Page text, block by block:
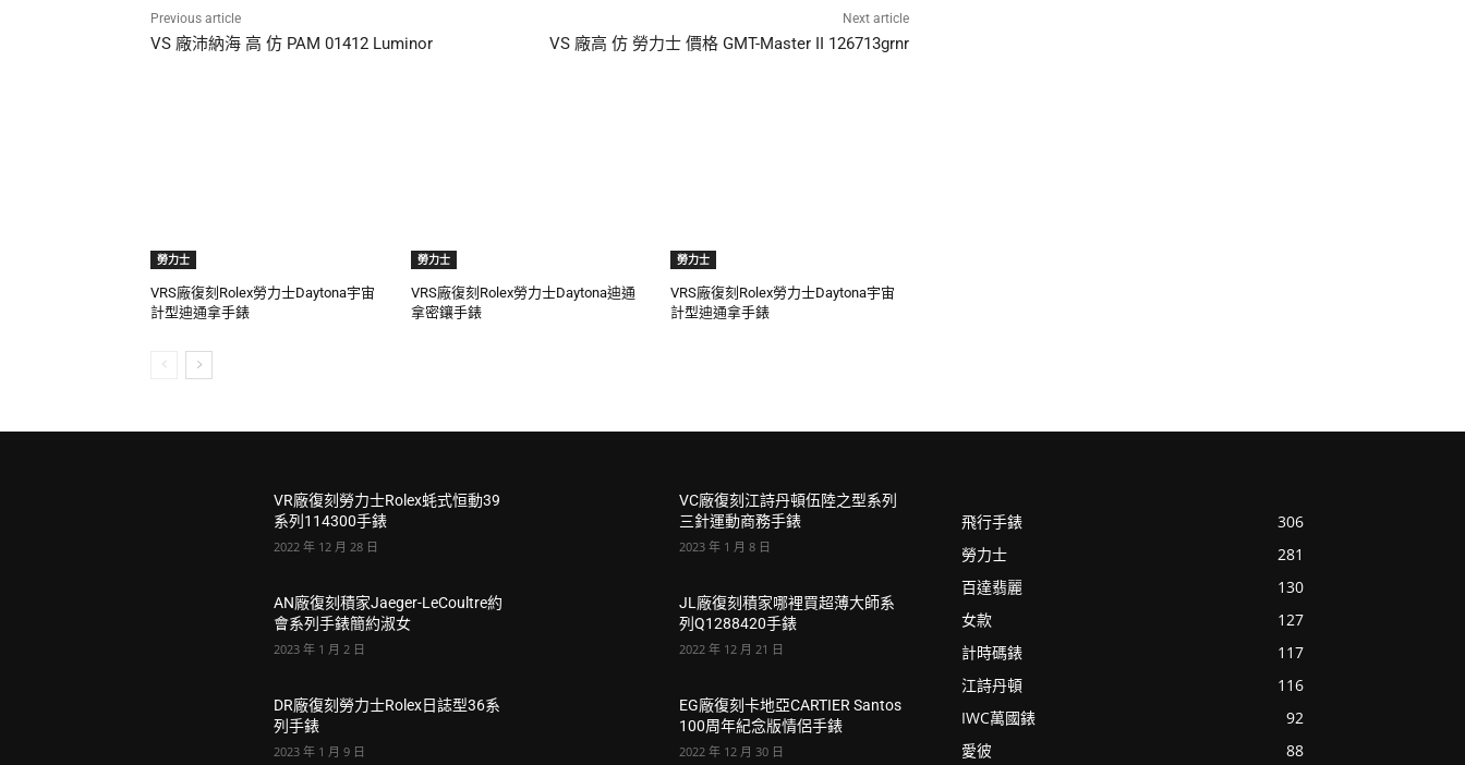
Previous article
VS 廠沛納海 高 仿 PAM 01412 Luminor
Next article
VS 廠高 仿 勞力士 價格 GMT-Master II 126713grnr
勞力士
VRS廠復刻Rolex勞力士Daytona宇宙
計型迪通拿手錶
勞力士
VRS廠復刻Rolex勞力士Daytona迪通
拿密鑲手錶
勞力士
VRS廠復刻Rolex勞力士Daytona宇宙
計型迪通拿手錶
VR廠復刻勞力士Rolex蚝式恒動39
系列114300手錶
2022 年 12 月 28 日
AN廠復刻積家Jaeger-LeCoultre約
會系列手錶簡約淑女
2023 年 1 月 2 日
DR廠復刻勞力士Rolex日誌型36系
列手錶
2023 年 1 月 9 日
VC廠復刻江詩丹頓伍陸之型系列
三針運動商務手錶
2023 年 1 月 8 日
JL廠復刻積家哪裡買超薄大師系
列Q1288420手錶
2022 年 12 月 21 日
EG廠復刻卡地亞CARTIER Santos
100周年紀念版情侶手錶
2022 年 12 月 30 日
飛行手錶
306
勞力士
281
百達翡麗
130
女款
127
計時碼錶
117
江詩丹頓
116
IWC萬國錶
92
愛彼
88